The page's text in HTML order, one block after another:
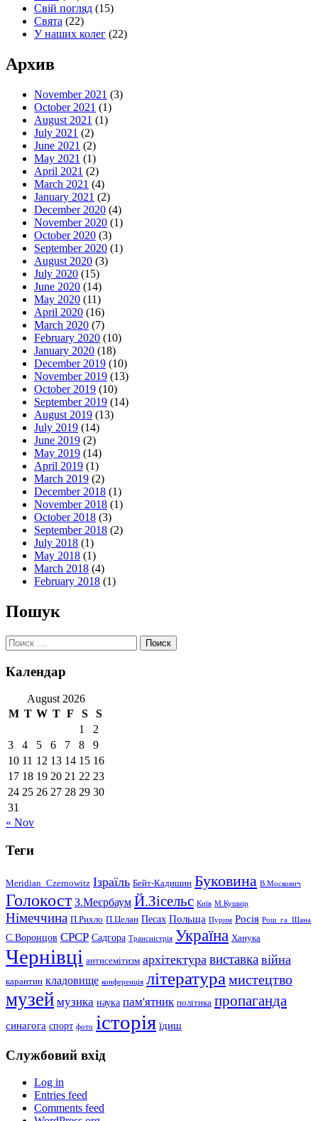
Свій погляд (15)
Свята (22)
У наших колег (22)
Архив
November 2021 (3)
October 2021 (1)
August 2021 (1)
July 2021 (2)
June 2021 (2)
May 2021 (1)
April 2021 (2)
March 2021 (4)
January 2021 (2)
December 2020 (4)
November 2020 (1)
October 2020 (3)
September 2020 (1)
August 2020 (3)
July 2020 (15)
June 2020 (14)
May 2020 (11)
April 2020 (16)
March 2020 (7)
February 2020 (10)
January 2020 (18)
December 2019 (10)
November 2019 (13)
October 2019 (10)
September 2019 (14)
August 2019 (13)
July 2019 (14)
June 2019 (2)
May 2019 (14)
April 2019 (1)
March 2019 (2)
December 2018 (1)
November 2018 (1)
October 2018 (3)
September 2018 (2)
July 2018 (1)
May 2018 (1)
March 2018 (4)
February 2018 (1)
Пошук
Поиск:
Календар
August 2026
M T W T F S
S
1
2
3
4 5 6 7 8
9
10 11 12 13 14 15 16
17 18 19 20 21 22 23
24 25 26 27 28 29 30
31
« Nov
Теги
Meridian_Czernowitz Ізраїль Бейт-Кадишин Буковина В.Москович
Голокост З.Меєрбаум Й.Зісельс Київ М.Кушнір
Німеччина П.Рихло П.Целан Песах Польща Пурим Росія Рош_га_Шана
С.Воронцов СРСР Садгора Трансністрія Україна Ханука
Чернівці антисемітизм архітектура виставка війна
карантин кладовище конференція література мистецтво
музей музика наука пам'ятник політика пропаганда
синагога спорт фото історія їдиш
Службовий вхід
Log in
Entries feed
Comments feed